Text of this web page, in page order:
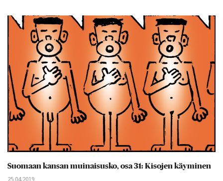
Suomaan kansan muinaisusko, osa 31: Kisojen käyminen